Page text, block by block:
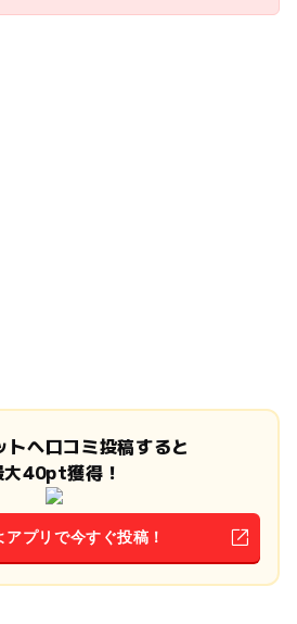
トへ口コミ投稿すると
大40pt獲得！
アプリで今すぐ投稿！